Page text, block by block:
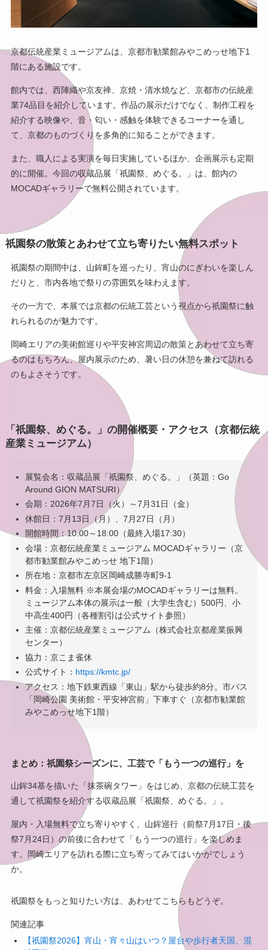
京都伝統産業ミュージアムは、京都市勧業館みやこめっせ地下1
階にある施設です。
館内では、西陣織や京友禅、京焼・清水焼など、京都市の伝統産
業74品目を紹介しています。作品の展示だけでなく、制作工程を
紹介する映像や、音・匂い・感触を体験できるコーナーを通し
て、京都のものづくりを多角的に知ることができます。
また、職人による実演を毎日実施しているほか、企画展示も定期
的に開催。今回の収蔵品展「祇園祭、めぐる。」は、館内の
MOCADギャラリーで無料公開されています。
祇園祭の散策とあわせて立ち寄りたい無料スポット
祇園祭の期間中は、山鉾町を巡ったり、宵山のにぎわいを楽しん
だりと、市内各地で祭りの雰囲気を味わえます。
その一方で、本展では京都の伝統工芸という視点から祇園祭に触
れられるのが魅力です。
岡崎エリアの美術館巡りや平安神宮周辺の散策とあわせて立ち寄
るのはもちろん、屋内展示のため、暑い日の休憩を兼ねて訪れる
のもよさそうです。
「祇園祭、めぐる。」の開催概要・アクセス（京都伝統
産業ミュージアム）
展覧会名：収蔵品展「祇園祭、めぐる。」（英題：Go
Around GION MATSURI）
会期：2026年7月7日（火）～7月31日（金）
休館日：7月13日（月）、7月27日（月）
開館時間：10:00～18:00（最終入場17:30）
会場：京都伝統産業ミュージアム MOCADギャラリー（京
都市勧業館みやこめっせ 地下1階）
所在地：京都市左京区岡崎成勝寺町9-1
料金：入場無料 ※本展会場のMOCADギャラリーは無料。
ミュージアム本体の展示は一般（大学生含む）500円、小
中高生400円（各種割引は公式サイト参照）
主催：京都伝統産業ミュージアム（株式会社京都産業振興
センター）
協力：京こま雀休
公式サイト： https://kmtc.jp/
アクセス：地下鉄東西線「東山」駅から徒歩約8分。市バス
「岡崎公園 美術館・平安神宮前」下車すぐ（京都市勧業館
みやこめっせ地下1階）
まとめ：祇園祭シーズンに、工芸で「もう一つの巡行」を
山鉾34基を描いた「抹茶碗タワー」をはじめ、京都の伝統工芸を
通して祇園祭を紹介する収蔵品展「祇園祭、めぐる。」。
屋内・入場無料で立ち寄りやすく、山鉾巡行（前祭7月17日・後
祭7月24日）の前後に合わせて「もう一つの巡行」を楽しめま
す。岡崎エリアを訪れる際に立ち寄ってみてはいかがでしょう
か。
祇園祭をもっと知りたい方は、あわせてこちらもどうぞ。
関連記事
【祇園祭2026】宵山・宵々山はいつ？屋台や歩行者天国、混